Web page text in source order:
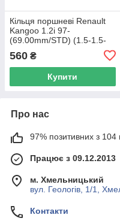
Кільця поршневі Renault
Kangoo 1.2i 97-
(69.00mm/STD) (1.5-1.5-
UA62
560 ₴
Купити
Про нас
97% позитивних з 104
Працює з 09.12.2013
м. Хмельницький
вул. Геологів, 1/1,
Контакти